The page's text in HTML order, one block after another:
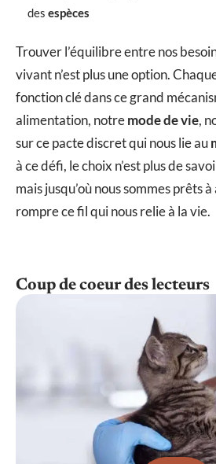
des espèces
Trouver l’équilibre entre nos
vivant n’est plus une option.
fonction clé dans ce grand
alimentation, notremode de vie,
sur ce pacte discret qui nous lie au
à ce défi, le choix n’est plus de
mais jusqu’où nous sommes prêts
rompre ce fil qui nous relie à la vie.
Coup de coeur des lecteurs